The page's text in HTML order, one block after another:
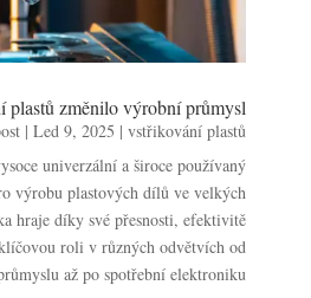
plastů změnilo výrobní průmysl
|Led 9, 2025 |vstřikování plastů
univerzální a široce používaný
výrobu plastových dílů ve velkých
hraje díky své přesnosti, efektivitě
roli v různých odvětvích od
až po spotřební elektroniku....